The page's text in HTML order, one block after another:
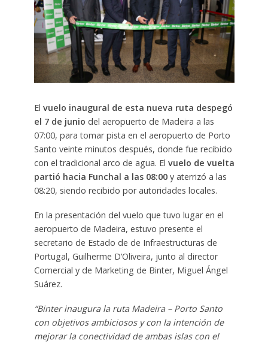
El vuelo inaugural de esta nueva ruta despegó
el 7 de junio del aeropuerto de Madeira a las
07:00, para tomar pista en el aeropuerto de Porto
Santo veinte minutos después, donde fue recibido
con el tradicional arco de agua. El vuelo de vuelta
partió hacia Funchal a las 08:00y aterrizó a las
08:20, siendo recibido por autoridades locales.
En la presentación del vuelo que tuvo lugar en el
aeropuerto de Madeira, estuvo presente el
secretario de Estado de de Infraestructuras de
Portugal, Guilherme D’Oliveira, junto al director
Comercial y de Marketing de Binter, Miguel Ángel
Suárez.
“Binter inaugura la ruta Madeira – Porto Santo
con objetivos ambiciosos y con la intención de
mejorar la conectividad de ambas islas con el